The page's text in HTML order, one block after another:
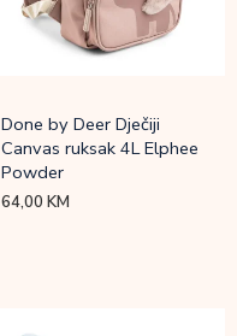
Done by Deer Dječiji
Canvas ruksak 4L Elphee
Powder
64,00KM